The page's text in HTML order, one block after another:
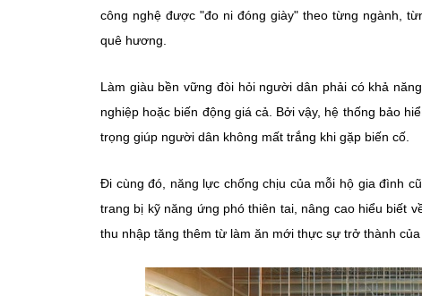
công nghệ được "đo ni đóng giày" theo từng ngành,
quê hương.
Làm giàu bền vững đòi hỏi người dân phải có khả
nghiệp hoặc biến động giá cả. Bởi vậy, hệ thống bảo
trọng giúp người dân không mất trắng khi gặp biến cố.
Đi cùng đó, năng lực chống chịu của mỗi hộ gia đình
trang bị kỹ năng ứng phó thiên tai, nâng cao hiểu biết
thu nhập tăng thêm từ làm ăn mới thực sự trở thành